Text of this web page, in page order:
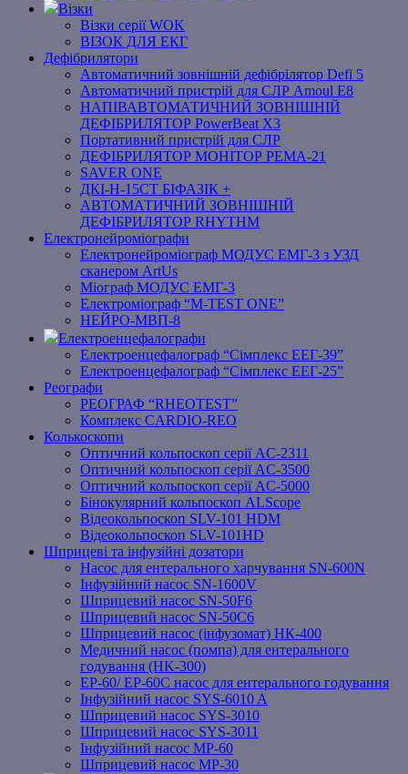
Візки
Візки серії WOK
ВІЗОК ДЛЯ ЕКГ
Дефібрилятори
Автоматичний зовнішній дефібрілятор Defi 5
Автоматичний пристрій для СЛР Amoul E8
НАПІВАВТОМАТИЧНИЙ ЗОВНІШНІЙ
ДЕФІБРИЛЯТОР PowerBeat X3
Портативний пристрій для СЛР
ДЕФІБРИЛЯТОР МОНІТОР РЕМА-21
SAVER ONE
ДКІ-Н-15СТ БІФАЗІК +
АВТОМАТИЧНИЙ ЗОВНІШНІЙ
ДЕФІБРИЛЯТОР RHYTHM
Електронейроміографи
Електронейроміограф МОДУС ЕМГ-3 з УЗД
сканером ArtUs
Міограф МОДУС ЕМГ-3
Електроміограф “M-TEST ONE”
НЕЙРО-МВП-8
Електроенцефалографи
Електроенцефалограф “Сімплекс ЕЕГ-39”
Електроенцефалограф “Сімплекс ЕЕГ-25”
Реографи
РЕОГРАФ “RHEOTEST”
Комплекс CARDIO-REO
Колькоскопи
Оптичний кольпоскоп серії AC-2311
Оптичний кольпоскоп серії AC-3500
Оптичний кольпоскоп серії AC-5000
Бінокулярний кольпоскоп ALScope
Відеокольпоскоп SLV-101 HDM
Відеокольпоскоп SLV-101HD
Шприцеві та інфузійні дозатори
Насос для ентерального харчування SN-600N
Інфузійний насос SN-1600V
Шприцевий насос SN-50F6
Шприцевий насос SN-50C6
Шприцевий насос (інфузомат) НК-400
Медичний насос (помпа) для ентерального
годування (HK-300)
EP-60/ EP-60C насос для ентерального годування
Інфузійний насос SYS-6010 A
Шприцевий насос SYS-3010
Шприцевий насос SYS-3011
Інфузійний насос MP-60
Шприцевий насос MP-30